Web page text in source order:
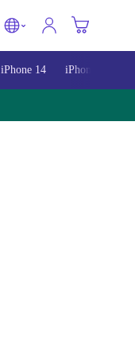
iPhone 14 iPhone 15